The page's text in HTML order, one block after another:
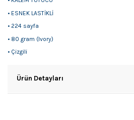
• ESNEK LASTİKLİ
• 224 sayfa
• 80 gram (Ivory)
• Çizgili
Ürün Detayları